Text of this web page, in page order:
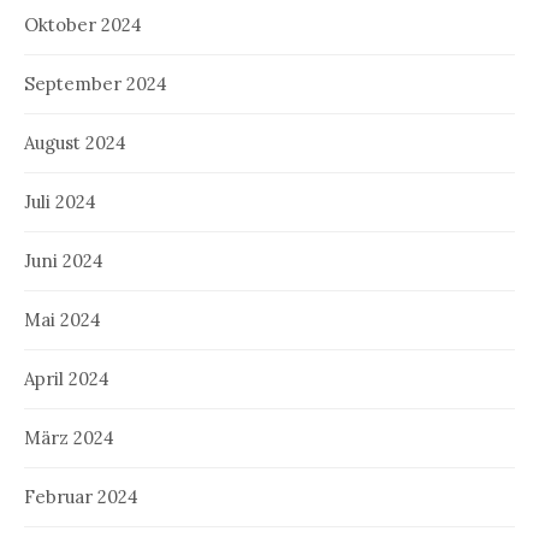
Oktober 2024
September 2024
August 2024
Juli 2024
Juni 2024
Mai 2024
April 2024
März 2024
Februar 2024